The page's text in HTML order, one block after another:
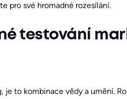
pro své hromadné rozesílání.
testování
je to kombinace vědy a umění.